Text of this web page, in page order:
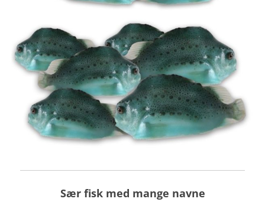
Sær fisk med mange navne